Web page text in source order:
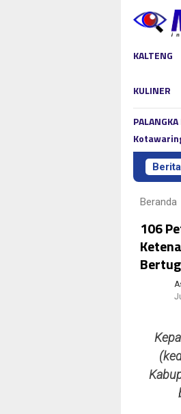
Loncat
KALTENG
KULINER
PALANGKA
Beranda
106